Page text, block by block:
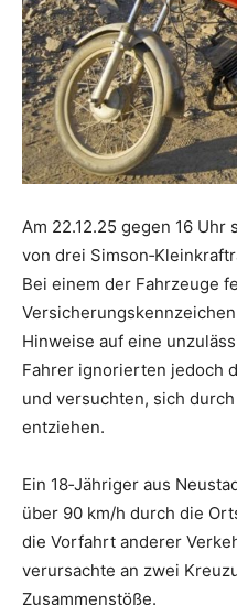
Am 22.12.25 gegen 16
von drei
Bei einem der Fahrzeuge
Hinweise auf eine
Fahrer ignorierten jedoch
und versuchten, sich
entziehen.
Ein 18‑Jähriger aus
über 90 km/h durch die
die Vorfahrt anderer
verursachte an zwei
Zusammenstöße.